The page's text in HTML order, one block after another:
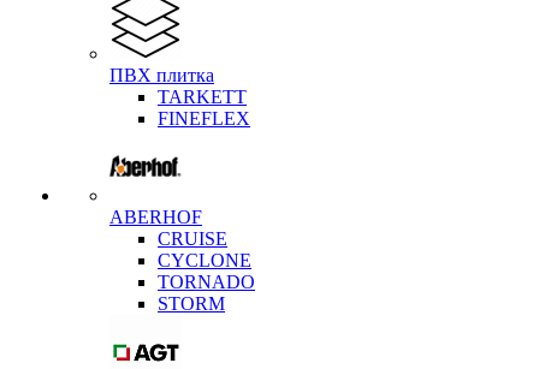
ПВХ плитка
TARKETT
FINEFLEX
ABERHOF
CRUISE
CYCLONE
TORNADO
STORM